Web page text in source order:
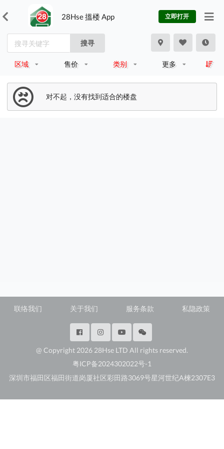
28Hse 搵楼 App 立即打开
搜寻
区域 售价 类别 更多
对不起，没有找到适合的楼盘
联络我们 关于我们 服务条款 私隐政策
@ Copyright 2026 28Hse LTD All rights reserved.
粤ICP备2024302022号-1
深圳市福田区福田街道岗厦社区彩田路3069号星河世纪A楝2307E3